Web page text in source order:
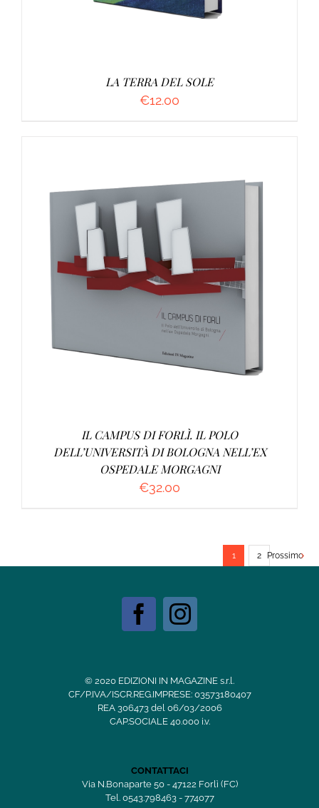
LA TERRA DEL SOLE
€12.00
AGGIUNGI AL CARRELLO /
IL CAMPUS DI FORLÌ. IL POLO
DELL’UNIVERSITÀ DI BOLOGNA NELL’EX
OSPEDALE MORGAGNI
€32.00
1 2 Prossimo
© 2020 EDIZIONI IN MAGAZINE s.r.l.
CF/P.IVA/ISCR.REG.IMPRESE: 03573180407
REA 306473 del 06/03/2006
CAP.SOCIALE 40.000 i.v.
CONTATTACI
Via N.Bonaparte 50 - 47122 Forlì (FC)
Tel. 0543.798463 - 774077